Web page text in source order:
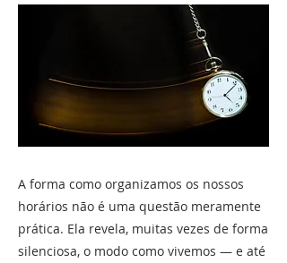
A forma como organizamos os nossos
horários não é uma questão meramente
prática. Ela revela, muitas vezes de forma
silenciosa, o modo como vivemos — e até